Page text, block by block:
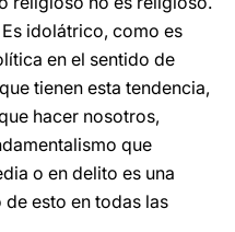
idolátrico, como es
en el sentido de
tienen esta tendencia,
hacer nosotros,
que
o en delito es una
esto en todas las